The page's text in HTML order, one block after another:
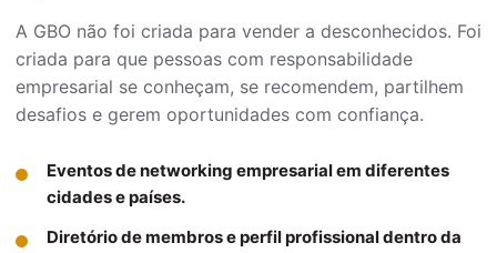
A GBO não foi criada para vender a desconhecidos. Foi
criada para que pessoas com responsabilidade
empresarial se conheçam, se recomendem, partilhem
desafios e gerem oportunidades com confiança.
Eventos de networking empresarial em diferentes
cidades e países.
Diretório de membros e perfil profissional dentro da